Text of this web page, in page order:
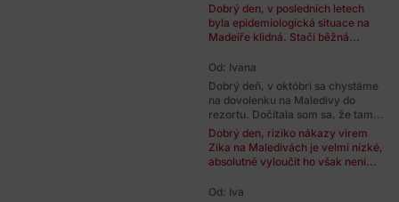
Dobrý den, v posledních letech
byla epidemiologická situace na
Madeiře klidná. Stačí běžná...
Od: Ivana
Dobrý deň, v októbri sa chystáme
na dovolenku na Maledivy do
rezortu. Dočítala som sa, že tam...
Dobrý den, riziko nákazy virem
Zika na Maledivách je velmi nízké,
absolutně vyloučit ho však není...
Od: Iva